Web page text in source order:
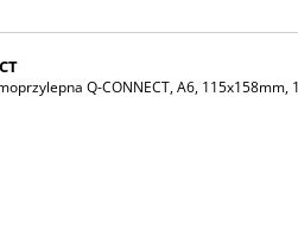
Q-CONNECT, A6,